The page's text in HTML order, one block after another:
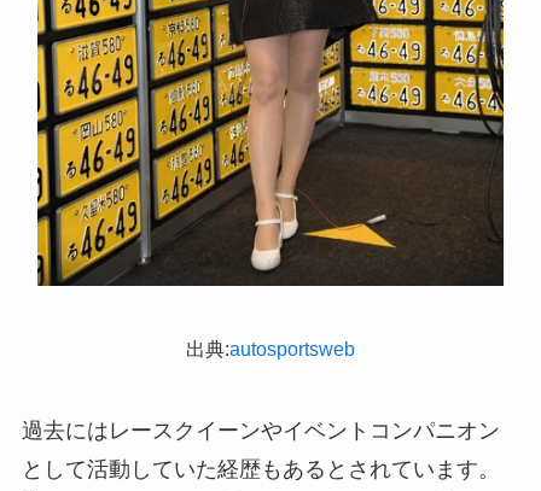
出典:autosportsweb
過去にはレースクイーンやイベントコンパニオン
として活動していた経歴もあるとされています。